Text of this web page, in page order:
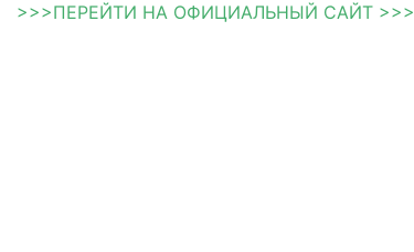
>>>ПЕРЕЙТИ НА ОФИЦИАЛЬНЫЙ САЙТ >>>